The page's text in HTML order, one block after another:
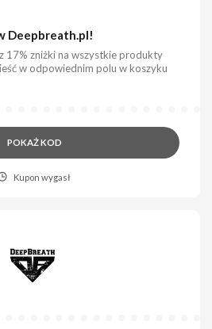
Deepbreath.pl!
17% zniżki na wszystkie produkty
w odpowiednim polu w koszyku
POKAŻ KOD
Kupon wygasł